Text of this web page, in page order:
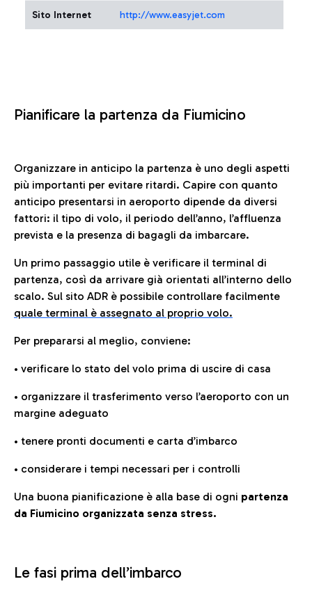
Sito Internet http://www.easyjet.com
Pianificare la partenza da Fiumicino
Organizzare in anticipo la partenza è uno degli aspetti
più importanti per evitare ritardi. Capire con quanto
anticipo presentarsi in aeroporto dipende da diversi
fattori: il tipo di volo, il periodo dell’anno, l’affluenza
prevista e la presenza di bagagli da imbarcare.
Un primo passaggio utile è verificare il terminal di
partenza, così da arrivare già orientati all’interno dello
scalo. Sul sito ADR è possibile controllare facilmente
quale terminal è assegnato al proprio volo.
Per prepararsi al meglio, conviene:
• verificare lo stato del volo prima di uscire di casa
• organizzare il trasferimento verso l’aeroporto con un
margine adeguato
• tenere pronti documenti e carta d’imbarco
• considerare i tempi necessari per i controlli
Una buona pianificazione è alla base di ogni partenza
da Fiumicino organizzata senza stress.
Le fasi prima dell’imbarco